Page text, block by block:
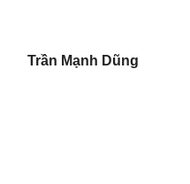
Trần Mạnh Dũng